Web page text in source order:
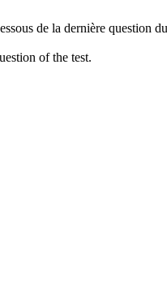
de la dernière question
of the test.